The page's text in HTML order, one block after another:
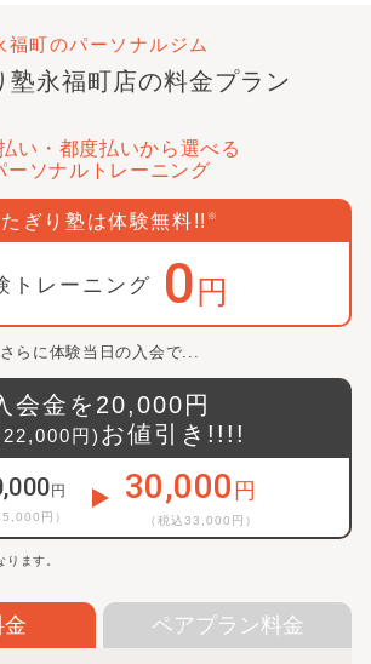
福町のパーソナルジム
塾永福町店の料金プラン
い・都度払いから選べる
ーソナルトレーニング
ぎり塾は体験無料!! ※
トレーニング 0 円
さらに体験当日の入会で...
会金を 20,000 円
22,000円) お値引き!!!!
円
円）
30,000 円
（税込33,000 円）
ます。
ペアプラン料金